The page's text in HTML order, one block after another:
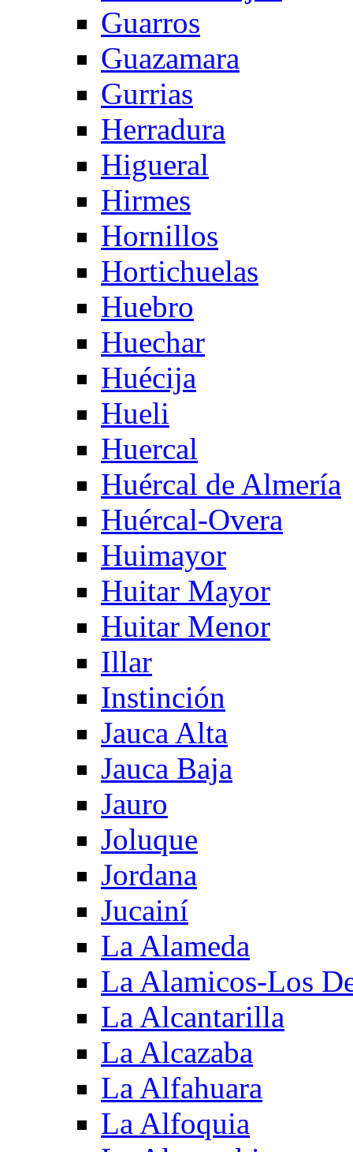
Guarros
Guazamara
Gurrias
Herradura
Higueral
Hirmes
Hornillos
Hortichuelas
Huebro
Huechar
Huécija
Hueli
Huercal
Huércal de Almería
Huércal-Overa
Huimayor
Huitar Mayor
Huitar Menor
Illar
Instinción
Jauca Alta
Jauca Baja
Jauro
Joluque
Jordana
Jucainí
La Alameda
La Alamicos-Los
La Alcantarilla
La Alcazaba
La Alfahuara
La Alfoquia